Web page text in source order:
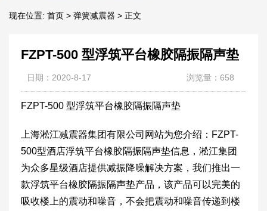
现在位置: 首页 > 弹簧减震器 > 正文
FZPT-500 型浮筑平台橡胶隔振隔声垫
日期：2020-8-17 浏览量：658
FZPT-500 型浮筑平台橡胶隔振隔声垫
上海淞江减震器集团有限公司网站为您介绍：FZPT-
500型酒店浮筑平台橡胶隔振隔声垫信息，淞江集团
为众多星级酒店提供减振降噪解决方案，我们推出一
款浮筑平台橡胶隔振隔声垫产品，该产品可以完美的
吸收楼上的震动和噪音，不会把震动和噪音传递到楼